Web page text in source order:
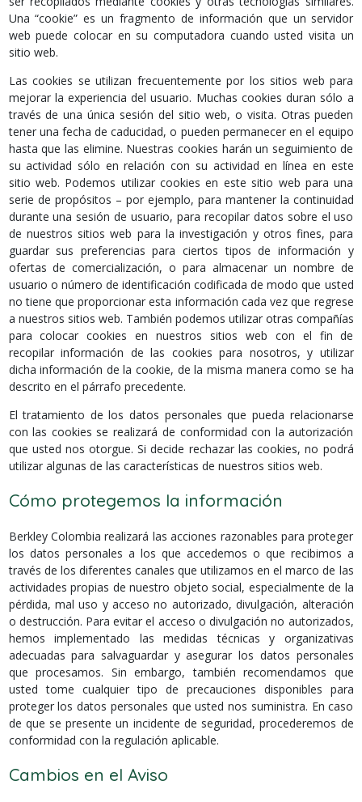
Una “cookie” es un fragmento de información que un servidor
web puede colocar en su computadora cuando usted visita un
sitio web.
Las cookies se utilizan frecuentemente por los sitios web para
mejorar la experiencia del usuario. Muchas cookies duran sólo a
través de una única sesión del sitio web, o visita. Otras pueden
tener una fecha de caducidad, o pueden permanecer en el equipo
hasta que las elimine. Nuestras cookies harán un seguimiento de
su actividad sólo en relación con su actividad en línea en este
sitio web. Podemos utilizar cookies en este sitio web para una
serie de propósitos – por ejemplo, para mantener la continuidad
durante una sesión de usuario, para recopilar datos sobre el uso
de nuestros sitios web para la investigación y otros fines, para
guardar sus preferencias para ciertos tipos de información y
ofertas de comercialización, o para almacenar un nombre de
usuario o número de identificación codificada de modo que usted
no tiene que proporcionar esta información cada vez que regrese
a nuestros sitios web. También podemos utilizar otras compañías
para colocar cookies en nuestros sitios web con el fin de
recopilar información de las cookies para nosotros, y utilizar
dicha información de la cookie, de la misma manera como se ha
descrito en el párrafo precedente.
El tratamiento de los datos personales que pueda relacionarse
con las cookies se realizará de conformidad con la autorización
que usted nos otorgue. Si decide rechazar las cookies, no podrá
utilizar algunas de las características de nuestros sitios web.
Cómo protegemos la información
Berkley Colombia realizará las acciones razonables para proteger
los datos personales a los que accedemos o que recibimos a
través de los diferentes canales que utilizamos en el marco de las
actividades propias de nuestro objeto social, especialmente de la
pérdida, mal uso y acceso no autorizado, divulgación, alteración
o destrucción. Para evitar el acceso o divulgación no autorizados,
hemos implementado las medidas técnicas y organizativas
adecuadas para salvaguardar y asegurar los datos personales
que procesamos. Sin embargo, también recomendamos que
usted tome cualquier tipo de precauciones disponibles para
proteger los datos personales que usted nos suministra. En caso
de que se presente un incidente de seguridad, procederemos de
conformidad con la regulación aplicable.
Cambios en el Aviso